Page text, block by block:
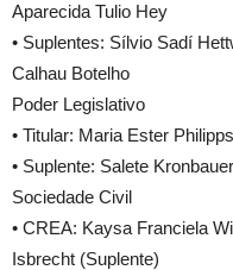
Aparecida Tulio Hey
• Suplentes: Sílvio Sadí
Calhau Botelho
Poder Legislativo
• Titular: Maria Ester
• Suplente: Salete Kronbauer
Sociedade Civil
• CREA: Kaysa Franciela
Isbrecht (Suplente)